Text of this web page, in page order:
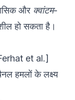
और क्वांटम-
हो सकता है।
et al.]
हमलों के लक्ष्य